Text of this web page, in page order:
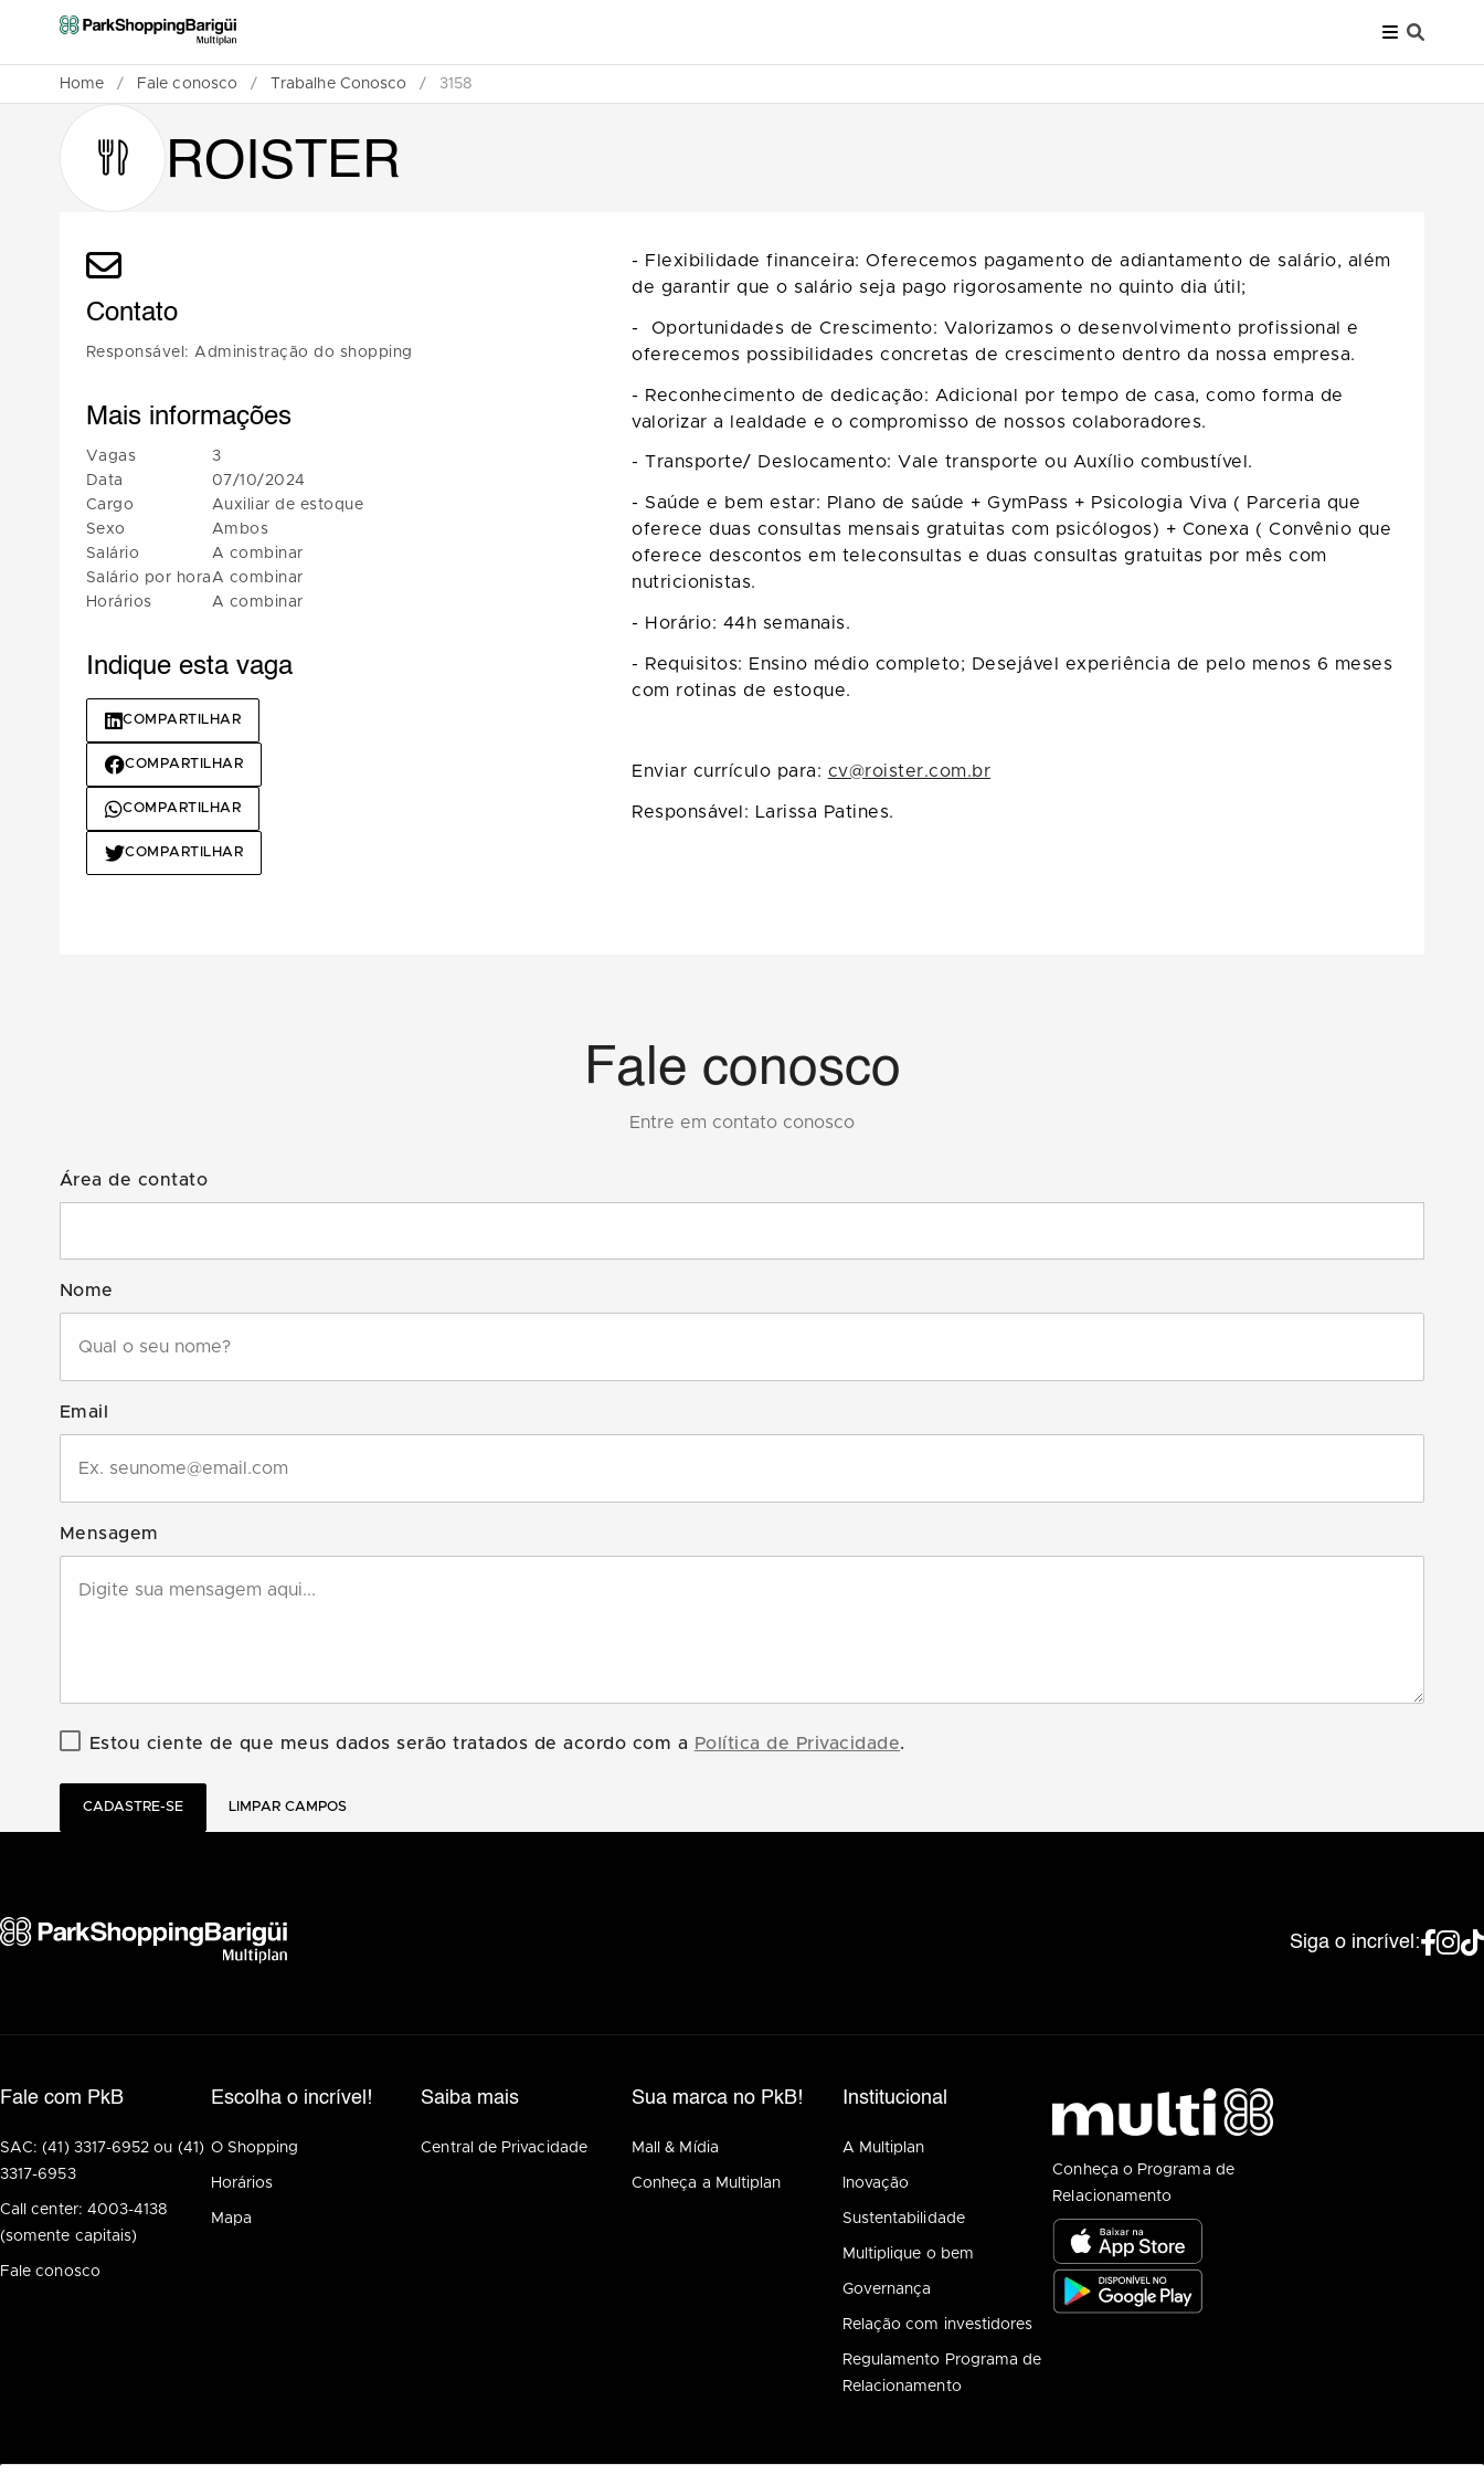
Home / Fale conosco / Trabalhe Conosco / 3158
ROISTER
Contato
Responsável: Administração do shopping
Mais informações
Vagas
Data
Cargo
Sexo
Salário
Salário por hora
Horários
3
07/10/2024
Auxiliar de estoque
Ambos
A combinar
A combinar
A combinar
Indique esta vaga
COMPARTILHAR
COMPARTILHAR
COMPARTILHAR
COMPARTILHAR
- Flexibilidade financeira: Oferecemos pagamento de adiantamento de salário, além
de garantir que o salário seja pago rigorosamente no quinto dia útil;
- Oportunidades de Crescimento: Valorizamos o desenvolvimento profissional e
oferecemos possibilidades concretas de crescimento dentro da nossa empresa.
- Reconhecimento de dedicação: Adicional por tempo de casa, como forma de
valorizar a lealdade e o compromisso de nossos colaboradores.
- Transporte/ Deslocamento: Vale transporte ou Auxílio combustível.
- Saúde e bem estar: Plano de saúde + GymPass + Psicologia Viva ( Parceria que
oferece duas consultas mensais gratuitas com psicólogos) + Conexa ( Convênio que
oferece descontos em teleconsultas e duas consultas gratuitas por mês com
nutricionistas.
- Horário: 44h semanais.
- Requisitos: Ensino médio completo; Desejável experiência de pelo menos 6 meses
com rotinas de estoque.
Enviar currículo para: cv@roister.com.br
Responsável: Larissa Patines.
Fale conosco
Entre em contato conosco
Área de contato
Nome
Email
Mensagem
Estou ciente de que meus dados serão tratados de acordo com a Política de Privacidade.
CADASTRE-SE LIMPAR CAMPOS
Siga o incrível:
Fale com PkB
SAC: (41) 3317-6952 ou (41)
3317-6953
Call center: 4003-4138
(somente capitais)
Fale conosco
Escolha o incrível!
O Shopping
Horários
Mapa
Saiba mais
Central de Privacidade
Sua marca no PkB!
Mall & Mídia
Conheça a Multiplan
Institucional
A Multiplan
Inovação
Sustentabilidade
Multiplique o bem
Governança
Relação com investidores
Regulamento Programa de
Relacionamento
Conheça o Programa de
Relacionamento